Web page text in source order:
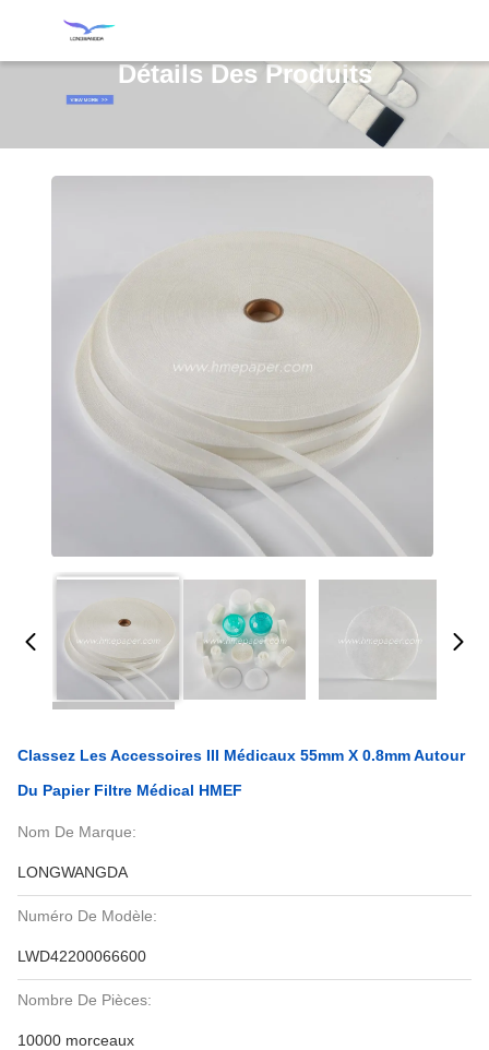
Détails Des Produits
Classez Les Accessoires III Médicaux 55mm X 0.8mm Autour
Du Papier Filtre Médical HMEF
Nom De Marque:
LONGWANGDA
Numéro De Modèle:
LWD42200066600
Nombre De Pièces:
10000 morceaux